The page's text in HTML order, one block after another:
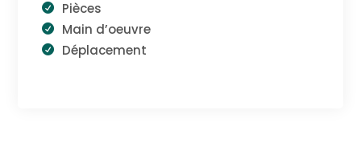
Pièces
Main d’oeuvre
Déplacement